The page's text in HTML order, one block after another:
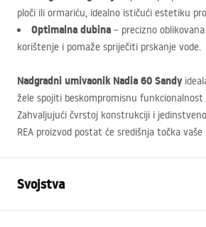
ploči ili ormariću, idealno ističući estetiku
Optimalna dubina – precizno
korištenje i pomaže spriječiti prskanje vode.
Nadgradni umivaonik Nadia 60 Sandy
žele spojiti beskompromisnu
Zahvaljujući čvrstoj konstrukciji i
REA proizvod postat će središnja točka
Svojstva